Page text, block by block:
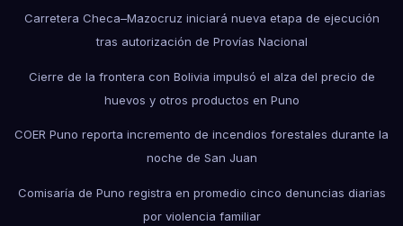
Carretera Checa–Mazocruz iniciará nueva etapa de ejecución
tras autorización de Provías Nacional
Cierre de la frontera con Bolivia impulsó el alza del precio de
huevos y otros productos en Puno
COER Puno reporta incremento de incendios forestales durante la
noche de San Juan
Comisaría de Puno registra en promedio cinco denuncias diarias
por violencia familiar